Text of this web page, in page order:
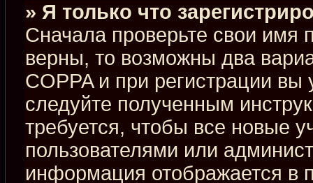
» Я только что
Сначала проверьте свои имя
верны, то возможны два
COPPA и при регистрации
следуйте полученным
требуется, чтобы все новые
пользователями или
информация отображается в